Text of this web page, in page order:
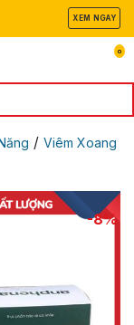
XEM NGAY
0
/ Viêm Xoang
-8%